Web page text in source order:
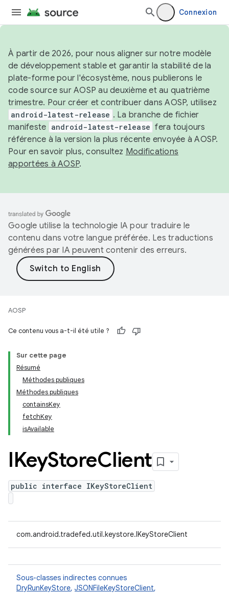
Connexion
À partir de 2026, pour nous aligner sur notre modèle
de développement stable et garantir la stabilité de la
plate-forme pour l'écosystème, nous publierons le
code source sur AOSP au deuxième et au quatrième
trimestre. Pour créer et contribuer dans AOSP, utilisez
android-latest-release . La branche de fichier
manifeste android-latest-release fera toujours
référence à la version la plus récente envoyée à AOSP.
Pour en savoir plus, consultez Modifications
apportées à AOSP.
Google utilise la technologie IA pour traduire le
contenu dans votre langue préférée. Les traductions
générées par IA peuvent contenir des erreurs.
AOSP
Ce contenu vous a-t-il été utile ?
Sur cette page
Résumé
Méthodes publiques
Méthodes publiques
containsKey
fetchKey
isAvailable
IKeyStoreClient
public interface IKeyStoreClient
com.android.tradefed.util.keystore.IKeyStoreClient
Sous-classes indirectes connues
DryRunKeyStore, JSONFileKeyStoreClient,